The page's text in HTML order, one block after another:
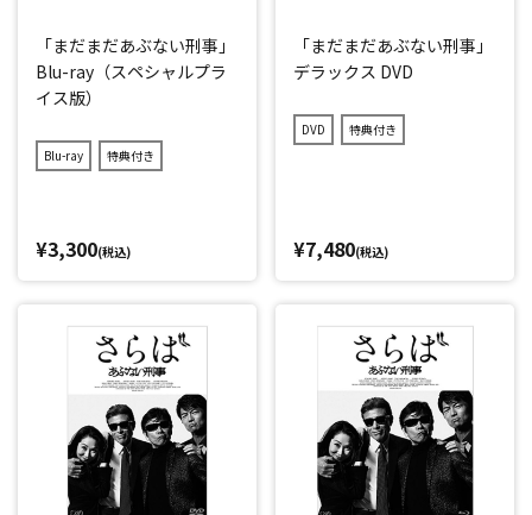
「まだまだあぶない刑事」
Blu-ray（スペシャルプラ
イス版）
Blu-ray 特典付き
¥3,300(税込)
「まだまだあぶない刑事」
デラックス DVD
DVD 特典付き
¥7,480(税込)